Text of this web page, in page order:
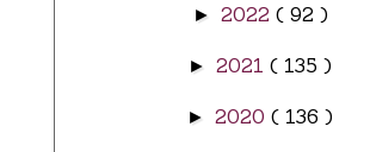
► 2022 ( 92 )
► 2021 ( 135 )
► 2020 ( 136 )